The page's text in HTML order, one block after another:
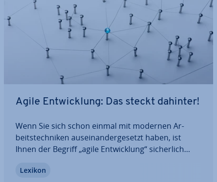
Agile Ent­wick­lung: Das steckt dahinter!
Wenn Sie sich schon einmal mit modernen Ar­
beits­tech­ni­ken aus­ein­an­der­ge­setzt haben, ist
Ihnen der Begriff „agile Ent­wick­lung“ si­cher­lich
nicht genau, was dahinter steckt. Das liegt auch
Lexikon